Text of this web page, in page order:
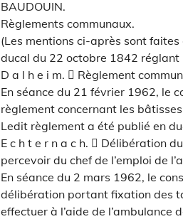
BAUDOUIN.
Règlements communaux.
(Les mentions ci-après sont
ducal du 22 octobre 1842 réglant
D a l h e i m.  Règlement
En séance du 21 février 1962, le
règlement concernant les
Ledit règlement a été publié en
E c h t e r n a c h.  Délibération
percevoir du chef de l’emploi de
En séance du 2 mars 1962, le
délibération portant fixation des
effectuer à l’aide de l’ambulance